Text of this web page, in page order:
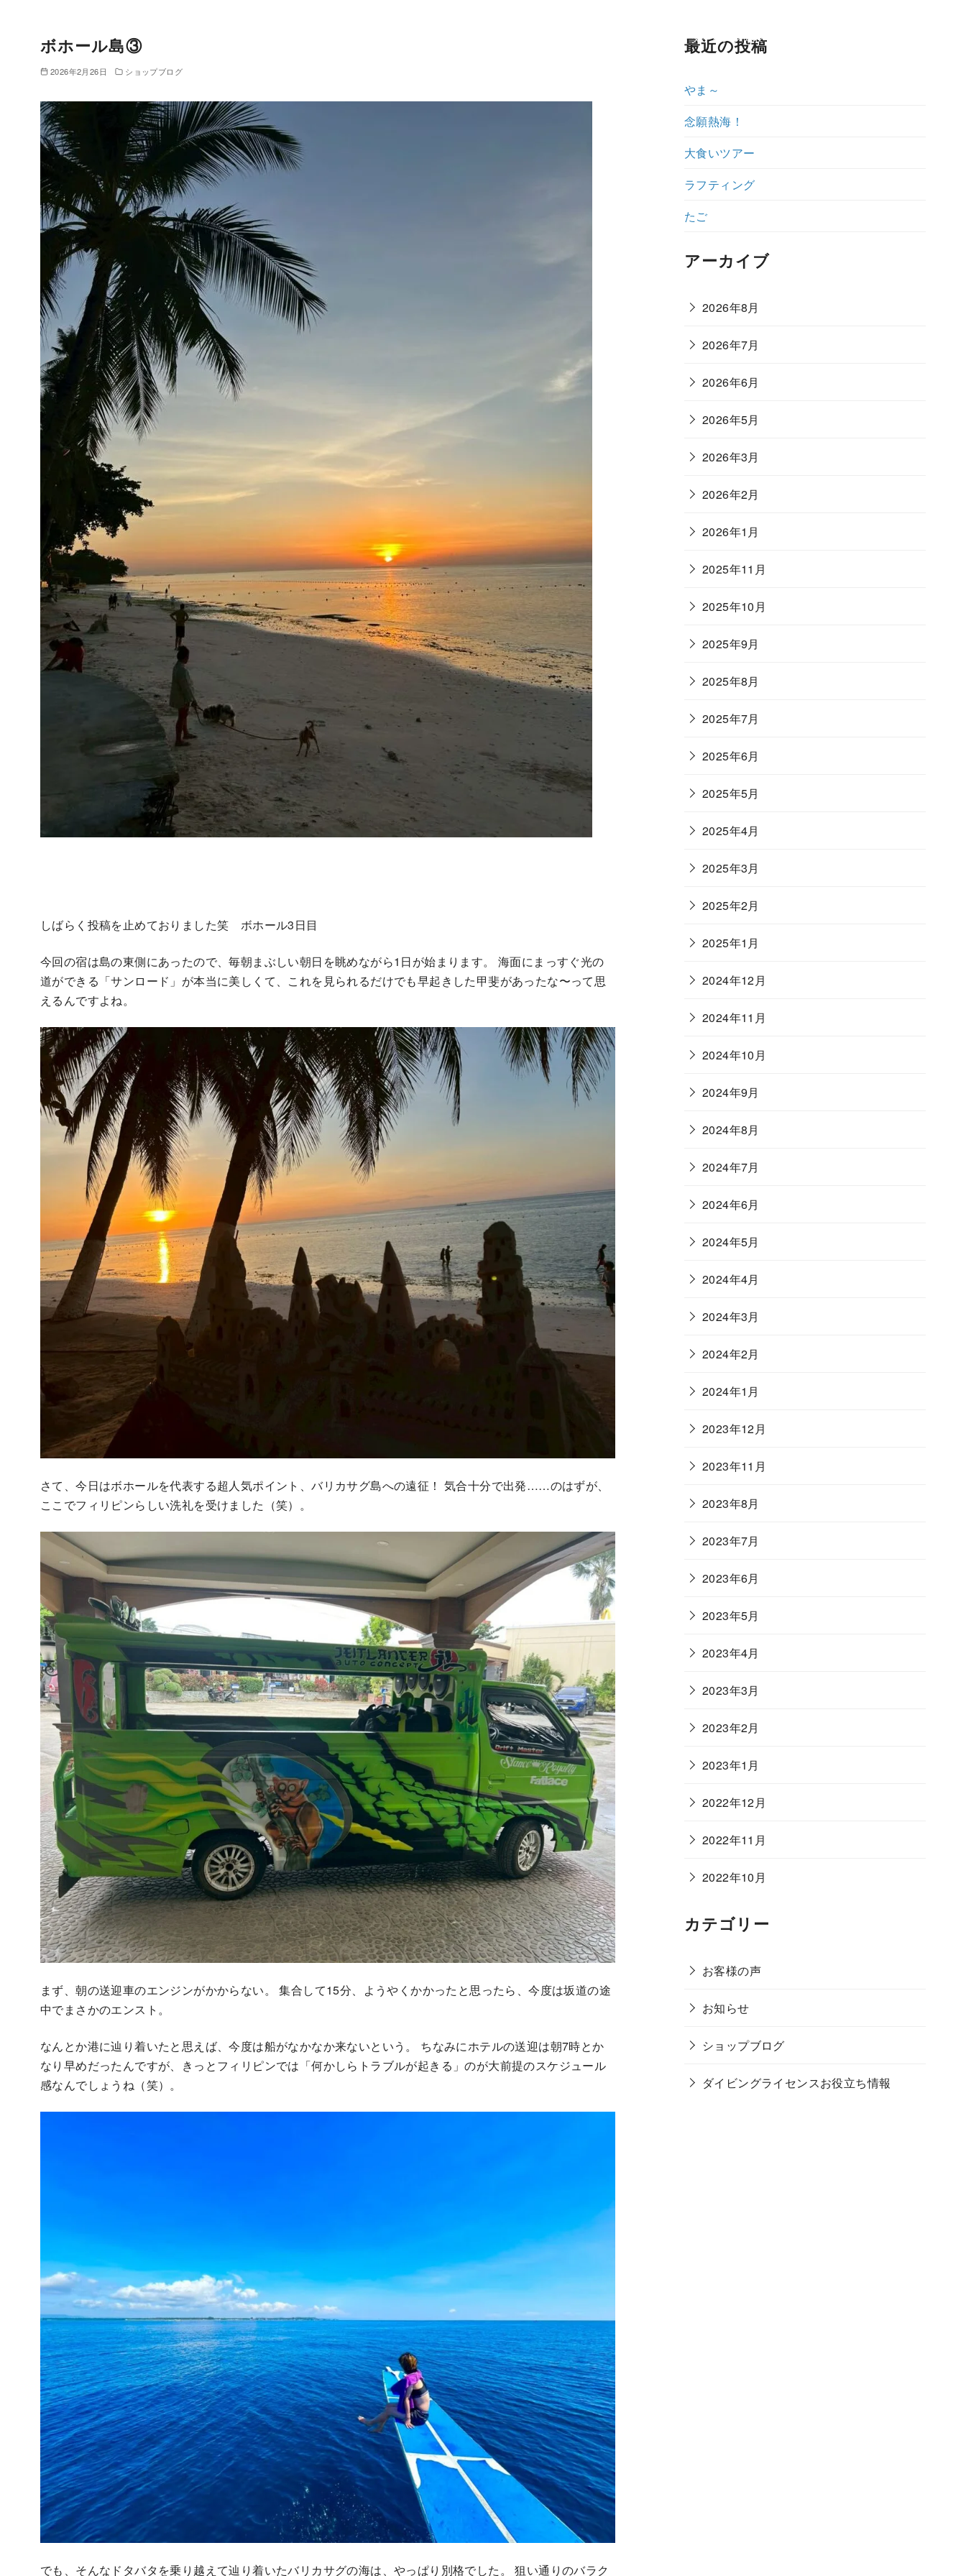
ダイビング体験ブログ
ボホール島③
2026年2月26日 ショップブログ
しばらく投稿を止めておりました笑 ボホール3日目
今回の宿は島の東側にあったので、毎朝まぶしい朝日を眺めながら1日が始まります。 海面にまっすぐ光の
道ができる「サンロード」が本当に美しくて、これを見られるだけでも早起きした甲斐があったな〜って思
えるんですよね。
さて、今日はボホールを代表する超人気ポイント、バリカサグ島への遠征！ 気合十分で出発……のはずが、
ここでフィリピンらしい洗礼を受けました（笑）。
まず、朝の送迎車のエンジンがかからない。 集合して15分、ようやくかかったと思ったら、今度は坂道の途
中でまさかのエンスト。
なんとか港に辿り着いたと思えば、今度は船がなかなか来ないという。 ちなみにホテルの送迎は朝7時とか
なり早めだったんですが、きっとフィリピンでは「何かしらトラブルが起きる」のが大前提のスケジュール
感なんでしょうね（笑）。
でも、そんなドタバタを乗り越えて辿り着いたバリカサグの海は、やっぱり別格でした。 狙い通りのバラク
最近の投稿
やま～
念願熱海！
大食いツアー
ラフティング
たご
アーカイブ
2026年8月
2026年7月
2026年6月
2026年5月
2026年3月
2026年2月
2026年1月
2025年11月
2025年10月
2025年9月
2025年8月
2025年7月
2025年6月
2025年5月
2025年4月
2025年3月
2025年2月
2025年1月
2024年12月
2024年11月
2024年10月
2024年9月
2024年8月
2024年7月
2024年6月
2024年5月
2024年4月
2024年3月
2024年2月
2024年1月
2023年12月
2023年11月
2023年8月
2023年7月
2023年6月
2023年5月
2023年4月
2023年3月
2023年2月
2023年1月
2022年12月
2022年11月
2022年10月
カテゴリー
お客様の声
お知らせ
ショップブログ
ダイビングライセンスお役立ち情報